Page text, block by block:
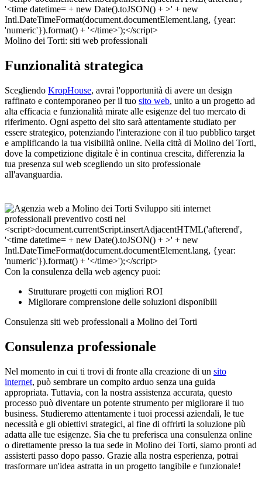
Molino dei Torti: siti web professionali
Funzionalità strategica
Scegliendo KropHouse, avrai l'opportunità di avere un design
raffinato e contemporaneo per il tuo sito web, unito a un progetto ad
alta efficacia e funzionalità mirate alle esigenze del tuo mercato di
riferimento. Ogni aspetto del sito sarà attentamente studiato per
essere strategico, potenziando l'interazione con il tuo pubblico target
e amplificando la tua visibilità online. Nella città di Molino dei Torti,
dove la competizione digitale è in continua crescita, differenzia la
tua presenza sul web scegliendo un sito professionale
all'avanguardia.
Con la consulenza della web agency puoi:
Strutturare progetti con migliori ROI
Migliorare comprensione delle soluzioni disponibili
Consulenza siti web professionali a Molino dei Torti
Consulenza professionale
Nel momento in cui ti trovi di fronte alla creazione di un sito
internet, può sembrare un compito arduo senza una guida
appropriata. Tuttavia, con la nostra assistenza accurata, questo
processo può diventare un potente strumento per migliorare il tuo
business. Studieremo attentamente i tuoi processi aziendali, le tue
necessità e gli obiettivi strategici, al fine di offrirti la soluzione più
adatta alle tue esigenze. Sia che tu preferisca una consulenza online
o direttamente presso la tua sede in Molino dei Torti, siamo pronti ad
assisterti passo dopo passo. Grazie alla nostra esperienza, potrai
trasformare un'idea astratta in un progetto tangibile e funzionale!